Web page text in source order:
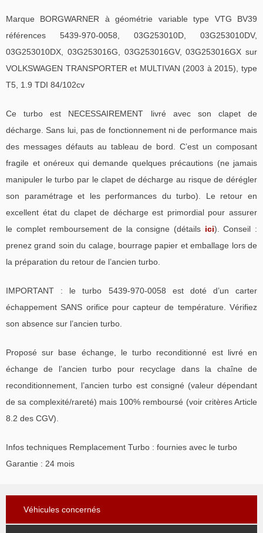
Marque BORGWARNER à géométrie variable type VTG BV39
références 5439-970-0058, 03G253010D, 03G253010DV,
03G253010DX, 03G253016G, 03G253016GV, 03G253016GX sur
VOLKSWAGEN TRANSPORTER et MULTIVAN (2003 à 2015), type
T5, 1.9 TDI 84/102cv
Ce turbo est NECESSAIREMENT livré avec son clapet de
décharge. Sans lui, pas de fonctionnement ni de performance mais
des messages défauts au tableau de bord. C’est un composant
fragile et onéreux qui demande quelques précautions (ne jamais
manipuler le turbo par le clapet de décharge au risque de dérégler
son paramétrage et les performances du turbo). Le retour en
excellent état du clapet de décharge est primordial pour assurer
le complet remboursement de la consigne (détails ici). Conseil :
prenez grand soin du calage, bourrage papier et emballage lors de
la préparation du retour de l’ancien turbo.
IMPORTANT : le turbo 5439-970-0058 est doté d’un carter
échappement SANS orifice pour capteur de température. Vérifiez
son absence sur l’ancien turbo.
Proposé sur base échange, le turbo reconditionné est livré en
échange de l’ancien turbo pour recyclage dans la chaîne de
reconditionnement, l’ancien turbo est consigné (valeur dépendant
de sa complexité/rareté) mais 100% remboursé (voir critères Article
8.2 des CGV).
Infos techniques Remplacement Turbo : fournies avec le turbo
Garantie : 24 mois
Véhicules concernés